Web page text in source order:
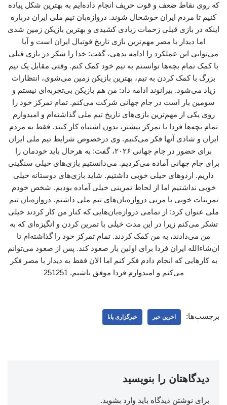
که روی نقاط ضعف و قوت حریف انجام داده‌ایم به بهترین شکل پیاده
کنیم تا مردم ایران خوشحال شوند. دروازه‌بان‌ تیم ملی ایران درباره
اینکه در بازی قبلی زحمات زیادی کشیدی و بهترین بازیکن زمین شدی
اما دیدار با مصر مهم‌ترین بازی تاریخ فوتبال ایران است و آیا
می‌توانی این عملکرد را ادامه بدهی، گفت: خدا را شکر در بازی قبلی
با کمک تمام بچه‌ها توانستم به تیم خود کمک کنم. وقتی مقابل یک تیم
بزرگ با کمک کردن به تیم‌، بهترین بازیکن زمین می‌شوی، انتظارات
زیاد می‌شود. بیرانوند ادامه داد: من هم بازیکن بی‌تجربه‌ای نیستم و
سومین بار است در جام جهانی شرکت می‌کنم‌. تمام تمرکز خود را
روی یکی از مهم‌ترین بازی‌های تاریخ تیم ملی گذاشته‌ام و امیدوارم
تمام بچه‌ها فردا با تمرکز بیشتر، بدون اشتباه کار کنند. فقط به مردم
ایران و شادی آنها فکر می‌کنیم. وی درخصوص شرایط تیم ملی ایران
برای حضور در جام جهانی ۲۰۲۶، گفت: به هرحال باید خودمان را
برای جام جهانی آماده می‌کردیم‌. می‌دانستیم بازی‌های خیلی سنگینی
داریم. اردوهای خیلی خوبی داشتیم. شاید بازی‌های دوستانه خیلی
خوبی نداشتیم اما از لحاظ تمرینی خیلی آماده بودیم. شخص خودم
تمرینات خوبی با مربی دروازه‌بان‌های تیم ملی داشتم. دروازه‌بان تیم
ملی عنوان کرد: از تمامی دروازه‌بان‌هایی که کنار من کار کردند خیلی
تشکر می‌کنم زیرا در این مدت خیلی با تمرین کردن و انگیزه‌ای که به
من می‌دادند، به من کمک کردند. تمام تمرکز خود را گذاشته‌ام تا
ان‌شاءالله ایران فردا برای اولین بار صعود کند. پس از صعود می‌توانم
به کارهایی که انجام دادم فکر کنم اما الان فقط به دیدار با مصر فکر
می‌کنم و امیدوارم فردا موفق باشیم. 251251
برچسب‌ها: اخرین خبر خبرگزاری پانا
دیدگاهتان را بنویسید
برای نوشتن دیدگاه باید وارد بشوید.